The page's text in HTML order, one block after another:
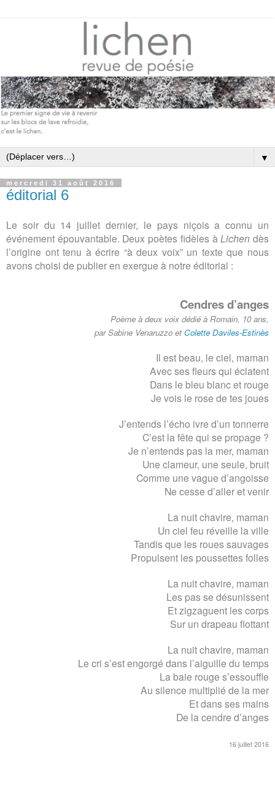
▼
mercredi 31 août 2016
éditorial 6
Le soir du 14 juillet dernier, le pays niçois a connu un
événement épouvantable. Deux poètes fidèles àLichen dès
l’origine ont tenu à écrire “àdeux voix” un texte que nous
avons choisi de publier en exergue à notre éditorial :
Cendres d’anges
Poème à deux voix dédié à Romain, 10 ans,
parSabine Venaruzzo et Colette Daviles-Estinès
Il est beau, le ciel, maman
Avec ses fleurs qui éclatent
Dans le bleu blanc et rouge
Je vois le rose de tes joues
J’entends l’écho ivre d’un tonnerre
C’est la fête qui se propage ?
Je n’entends pas la mer, maman
Une clameur, une seule, bruit
Comme une vague d’angoisse
Ne cesse d’aller et venir
La nuit chavire, maman
Un ciel feu réveille la ville
Tandis que les roues sauvages
Propulsent les poussettes folles
La nuit chavire, maman
Les pas se désunissent
Et zigzaguent les corps
Sur un drapeau flottant
La nuit chavire, maman
Le cri s’est engorgé dans l’aiguille du temps
La baie rouge s’essouffle
Au silence multiplié de la mer
Et dans ses mains
De la cendre d’anges
16 juillet 2016